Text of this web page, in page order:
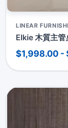
LINEAR
Elkie 木質主管
$1,998.00 -